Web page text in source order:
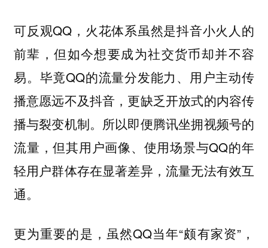
可反观QQ，火花体系虽然是抖音小火人的
前辈，但如今想要成为社交货币却并不容
易。毕竟QQ的流量分发能力、用户主动传
播意愿远不及抖音，更缺乏开放式的内容传
播与裂变机制。所以即便腾讯坐拥视频号的
流量，但其用户画像、使用场景与QQ的年
轻用户群体存在显著差异，流量无法有效互
通。
更为重要的是，虽然QQ当年“颇有家资”，